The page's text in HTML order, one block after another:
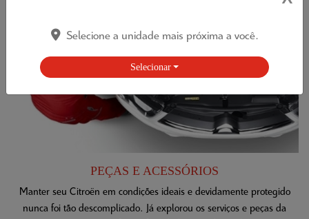
PEÇAS E ACESSÓRIOS
Manter seu Citroën em condições ideais e devidamente protegido
nunca foi tão descomplicado. Já explorou os serviços e peças da
Selecione a unidade mais próxima a você.
Selecionar